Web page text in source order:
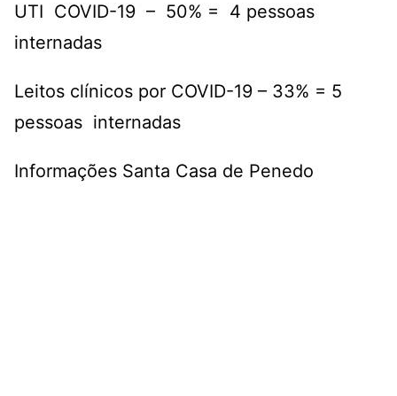
UTI COVID-19 – 50% = 4 pessoas
internadas
Leitos clínicos por COVID-19 – 33% = 5
pessoas internadas
Informações Santa Casa de Penedo